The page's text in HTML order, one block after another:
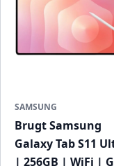
SAMSUNG
Brugt Samsung
Galaxy Tab S11
| 256GB | WiFi |